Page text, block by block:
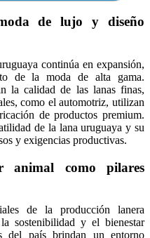
de lujo y diseño
continúa en expansión,
de la moda de alta gama.
la calidad de las lanas finas,
como el automotriz, utilizan
de productos premium.
de la lana uruguaya y su
y exigencias productivas.
animal como pilares
de la producción lanera
sostenibilidad y el bienestar
del país brindan un entorno